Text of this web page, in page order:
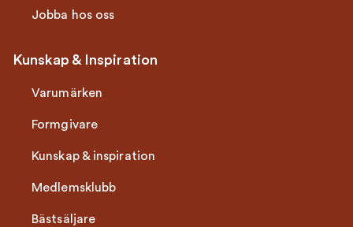
Jobba hos oss
Kunskap & Inspiration
Varumärken
Formgivare
Kunskap & inspiration
Medlemsklubb
Bästsäljare